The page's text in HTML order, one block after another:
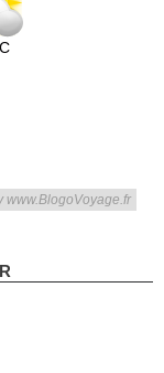
www.BlogoVoyage.fr